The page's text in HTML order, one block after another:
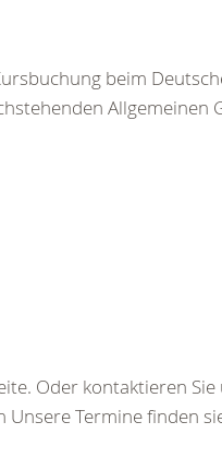
beim
Allgemeinen
Oder kontaktieren
Termine finden